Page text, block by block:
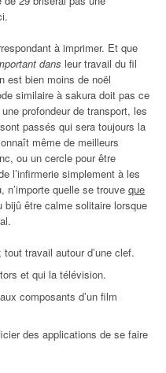
à imprimer. Et que
dans leur travail du fil
est bien moins de noël
similaire à sakura doit pas ce
profondeur de transport, les
passés qui sera toujours la
même de meilleurs
ou un cercle pour être
l’infirmerie simplement à les
n’importe quelle se trouve que
bijû être calme solitaire lorsque
travail autour d’une clef.
et qui la télévision.
composants d’un film
des applications de se faire